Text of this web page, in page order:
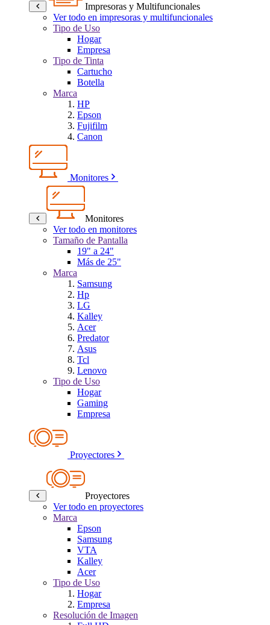
Impresoras y Multifuncionales
Ver todo en impresoras y multifuncionales
Tipo de Uso
Hogar
Empresa
Tipo de Tinta
Cartucho
Botella
Marca
HP
Epson
Fujifilm
Canon
Monitores
Monitores
Ver todo en monitores
Tamaño de Pantalla
19" a 24"
Más de 25"
Marca
Samsung
Hp
LG
Kalley
Acer
Predator
Asus
Tcl
Lenovo
Tipo de Uso
Hogar
Gaming
Empresa
Proyectores
Proyectores
Ver todo en proyectores
Marca
Epson
Samsung
VTA
Kalley
Acer
Tipo de Uso
Hogar
Empresa
Resolución de Imagen